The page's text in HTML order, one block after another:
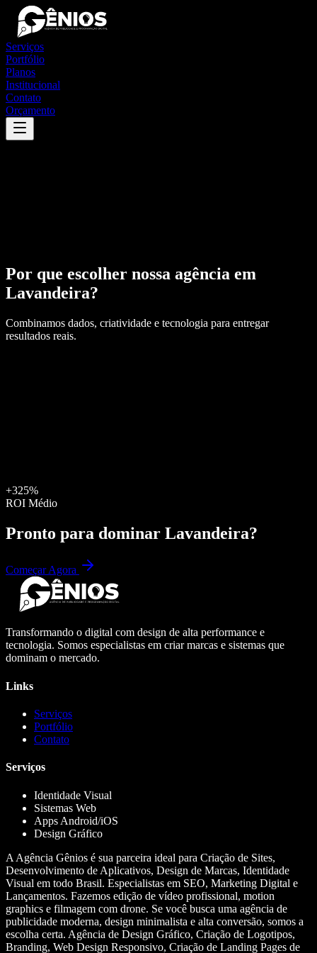
Serviços
Portfólio
Planos
Institucional
Contato
Orçamento
Por que escolher nossa agência em
Lavandeira?
Combinamos dados, criatividade e tecnologia para entregar
resultados reais.
+325%
ROI Médio
Pronto para dominar Lavandeira?
Começar Agora
Transformando o digital com design de alta performance e
tecnologia. Somos especialistas em criar marcas e sistemas que
dominam o mercado.
Links
Serviços
Portfólio
Contato
Serviços
Identidade Visual
Sistemas Web
Apps Android/iOS
Design Gráfico
A Agência Gênios é sua parceira ideal para Criação de Sites,
Desenvolvimento de Aplicativos, Design de Marcas, Identidade
Visual em todo Brasil. Especialistas em SEO, Marketing Digital e
Lançamentos. Fazemos edição de vídeo profissional, motion
graphics e filmagem com drone. Se você busca uma agência de
publicidade moderna, design minimalista e alta conversão, somos a
escolha certa. Agência de Design Gráfico, Criação de Logotipos,
Branding, Web Design Responsivo, Criação de Landing Pages de